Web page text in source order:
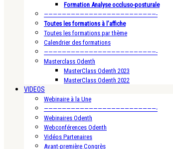
Formation Analyse occluso-posturale
—————————————————————————-
Toutes les formations à l’affiche
Toutes les formations par thème
Calendrier des formations
—————————————————————————-
Masterclass Odenth
MasterClass Odenth 2023
MasterClass Odenth 2022
VIDEOS
Webinaire à la Une
—————————————————————————-
Webinaires Odenth
Webconférences Odenth
Vidéos Partenaires
Avant-première Congrès